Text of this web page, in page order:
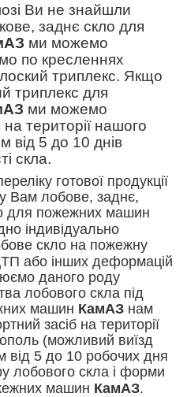
Ви не знайшли
заднє скло для
ми можемо
по кресленнях
триплекс. Якщо
триплекс для
ми можемо
території нашого
від 5 до 10 днів
скла.
готової продукції
Вам лобове, заднє,
для пожежних машин
індивідуально
скло на пожежну
або інших деформацій
даного роду
лобового скла під
машин КамАЗ нам
засіб на території
(можливий виїзд
від 5 до 10 робочих дня
лобового скла і форми
машин КамАЗ.